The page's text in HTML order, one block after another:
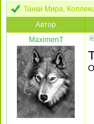
Танки Мира.
Автор
MaximenT